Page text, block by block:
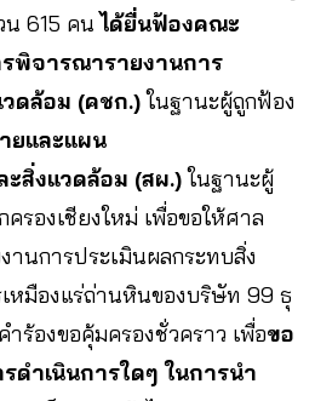
น 615 คนได้ยื่นฟ้องคณะ
พิจารณารายงานการ
วดล้อม (คชก.)ในฐานะผู้ถูกฟ้อง
ยและแผน
สิ่งแวดล้อม (สผ.)ในฐานะผู้
รองเชียงใหม่ เพื่อขอให้ศาล
านการประเมินผลกระทบสิ่ง
เหมืองแร่ถ่านหินของบริษัท 99 ธุ
ร้องขอคุ้มครองชั่วคราว เพื่อขอ
ดำเนินการใดๆ ในการนำ